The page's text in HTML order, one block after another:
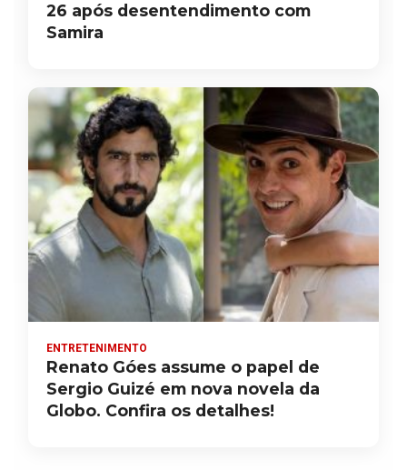
26 após desentendimento com
Samira
ENTRETENIMENTO
Renato Góes assume o papel de
Sergio Guizé em nova novela da
Globo. Confira os detalhes!